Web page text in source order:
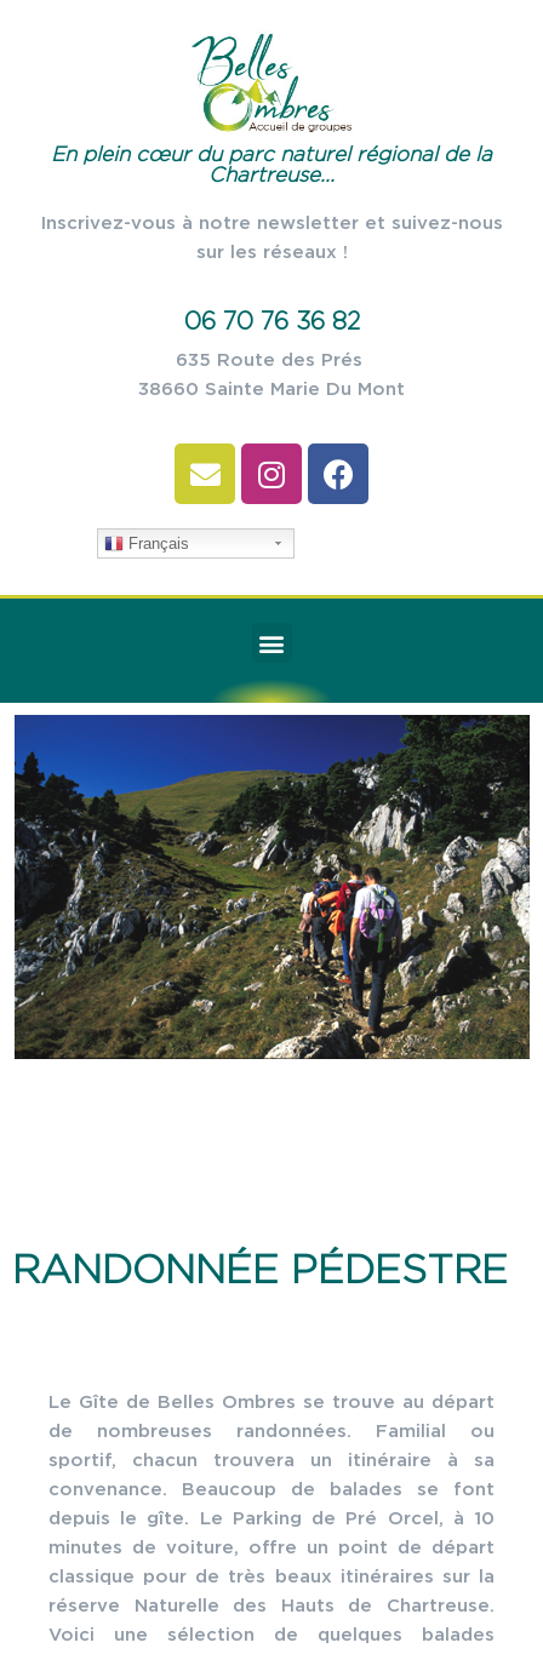
En plein cœur du parc naturel régional de la
Chartreuse...
Inscrivez-vous à notre newsletter et suivez-nous
sur les réseaux !
06 70 76 36 82
635 Route des Prés
38660 Sainte Marie Du Mont
Français
RANDONNÉE PÉDESTRE
Le Gîte de Belles Ombres se trouve au départ
de nombreuses randonnées. Familial ou
sportif, chacun trouvera un itinéraire à sa
convenance. Beaucoup de balades se font
depuis le gîte. Le Parking de Pré Orcel, à 10
minutes de voiture, offre un point de départ
classique pour de très beaux itinéraires sur la
réserve Naturelle des Hauts de Chartreuse.
Voici une sélection de quelques balades